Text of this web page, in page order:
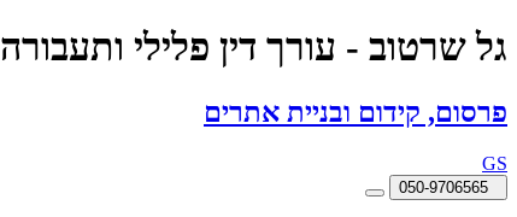
גל שרטוב - עורך דין פלילי ותעבורה
פרסום, קידום ובניית אתרים
GS